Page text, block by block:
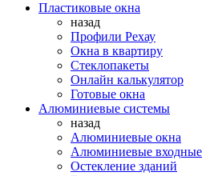
Пластиковые окна
назад
Профили Рехау
Окна в квартиру
Стеклопакеты
Онлайн калькулятор
Готовые окна
Алюминиевые системы
назад
Алюминиевые окна
Алюминиевые
Остекление зданий